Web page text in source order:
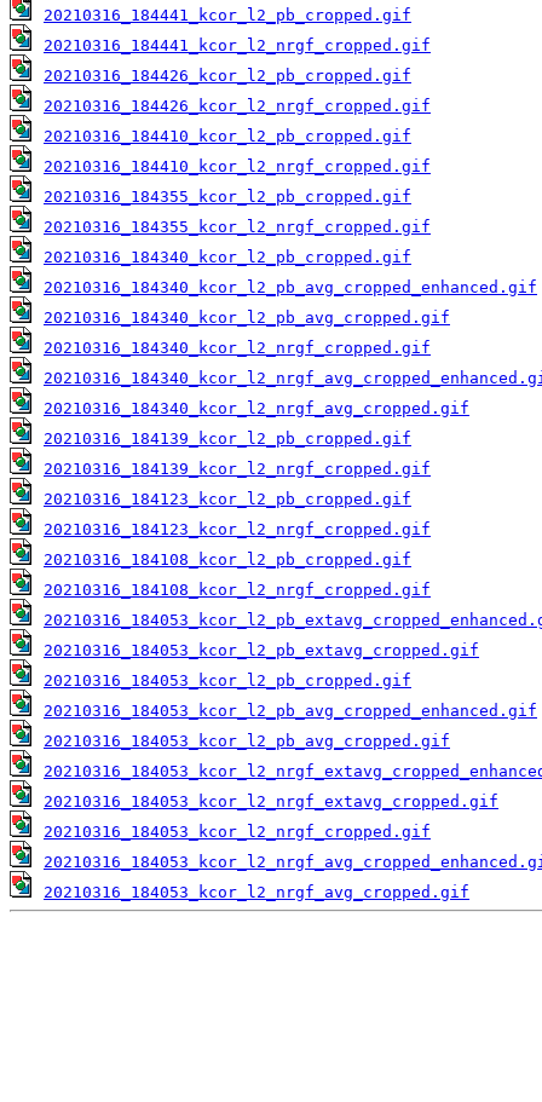
20210316_184441_kcor_l2_pb_cropped.gif
20210316_184441_kcor_l2_nrgf_cropped.gif
20210316_184426_kcor_l2_pb_cropped.gif
20210316_184426_kcor_l2_nrgf_cropped.gif
20210316_184410_kcor_l2_pb_cropped.gif
20210316_184410_kcor_l2_nrgf_cropped.gif
20210316_184355_kcor_l2_pb_cropped.gif
20210316_184355_kcor_l2_nrgf_cropped.gif
20210316_184340_kcor_l2_pb_cropped.gif
20210316_184340_kcor_l2_pb_avg_cropped_enhanced.gif
20210316_184340_kcor_l2_pb_avg_cropped.gif
20210316_184340_kcor_l2_nrgf_cropped.gif
20210316_184340_kcor_l2_nrgf_avg_cropped.gif
20210316_184139_kcor_l2_pb_cropped.gif
20210316_184139_kcor_l2_nrgf_cropped.gif
20210316_184123_kcor_l2_pb_cropped.gif
20210316_184123_kcor_l2_nrgf_cropped.gif
20210316_184108_kcor_l2_pb_cropped.gif
20210316_184108_kcor_l2_nrgf_cropped.gif
20210316_184053_kcor_l2_pb_extavg_cropped.gif
20210316_184053_kcor_l2_pb_cropped.gif
20210316_184053_kcor_l2_pb_avg_cropped_enhanced.gif
20210316_184053_kcor_l2_pb_avg_cropped.gif
20210316_184053_kcor_l2_nrgf_extavg_cropped.gif
20210316_184053_kcor_l2_nrgf_cropped.gif
20210316_184053_kcor_l2_nrgf_avg_cropped.gif